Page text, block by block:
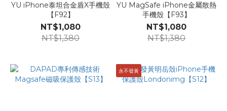
YU iPhone泰坦合金盾X手機殼
【F92】
NT$1,080
NT$1,380
YU MagSafe iPhone金屬散熱
手機殼【F93】
NT$1,080
NT$1,380
永不發黃